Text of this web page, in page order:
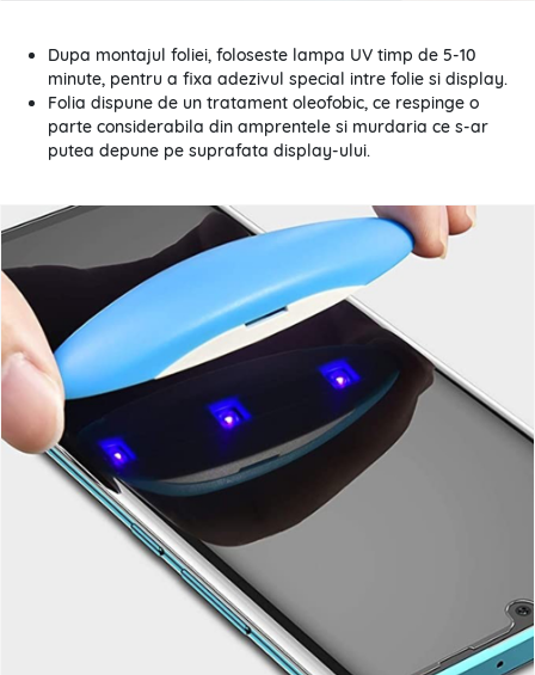
Dupa montajul foliei, foloseste lampa UV timp de 5-10
minute, pentru a fixa adezivul special intre folie si display.
Folia dispune de un tratament oleofobic, ce respinge o
parte considerabila din amprentele si murdaria ce s-ar
putea depune pe suprafata display-ului.